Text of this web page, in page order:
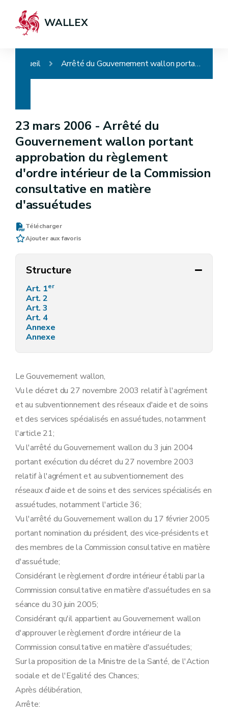
WALLEX
Accueil Arrêté du Gouvernement wallon portant approbation du règlement d'ordre intérieur de la Commission consultative en matière d'assuétudes
23 mars 2006 -Arrêté du
Gouvernement wallon portant
approbation du règlement
d'ordre intérieur de la Commission
consultative en matière
d'assuétudes
Télécharger
Ajouter aux favoris
Structure
Art. 1er
Art. 2
Art. 3
Art. 4
Annexe
Annexe
Le Gouvernement wallon,
Vu le décret du 27 novembre 2003 relatif à l'agrément
et au subventionnement des réseaux d'aide et de soins
et des services spécialisés en assuétudes, notamment
l'article 21;
Vu l'arrêté du Gouvernement wallon du 3 juin 2004
portant exécution du décret du 27 novembre 2003
relatif à l'agrément et au subventionnement des
réseaux d'aide et de soins et des services spécialisés en
assuétudes, notamment l'article 36;
Vu l'arrêté du Gouvernement wallon du 17 février 2005
portant nomination du président, des vice-présidents et
des membres de la Commission consultative en matière
d'assuétude;
Considérant le règlement d'ordre intérieur établi par la
Commission consultative en matière d'assuétudes en sa
séance du 30 juin 2005;
Considérant qu'il appartient au Gouvernement wallon
d'approuver le règlement d'ordre intérieur de la
Commission consultative en matière d'assuétudes;
Sur la proposition de la Ministre de la Santé, de l'Action
sociale et de l'Egalité des Chances;
Après délibération,
Arrête: